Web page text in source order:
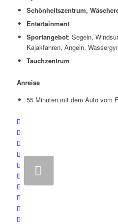
Schönheitszentrum,
Entertainment
Sportangebot: Segeln,
Kajakfahren, Angeln,
Tauchzentrum
Anreise
55 Minuten mit dem Auto vom